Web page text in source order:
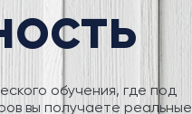
обучения, где под
вы получаете реальные